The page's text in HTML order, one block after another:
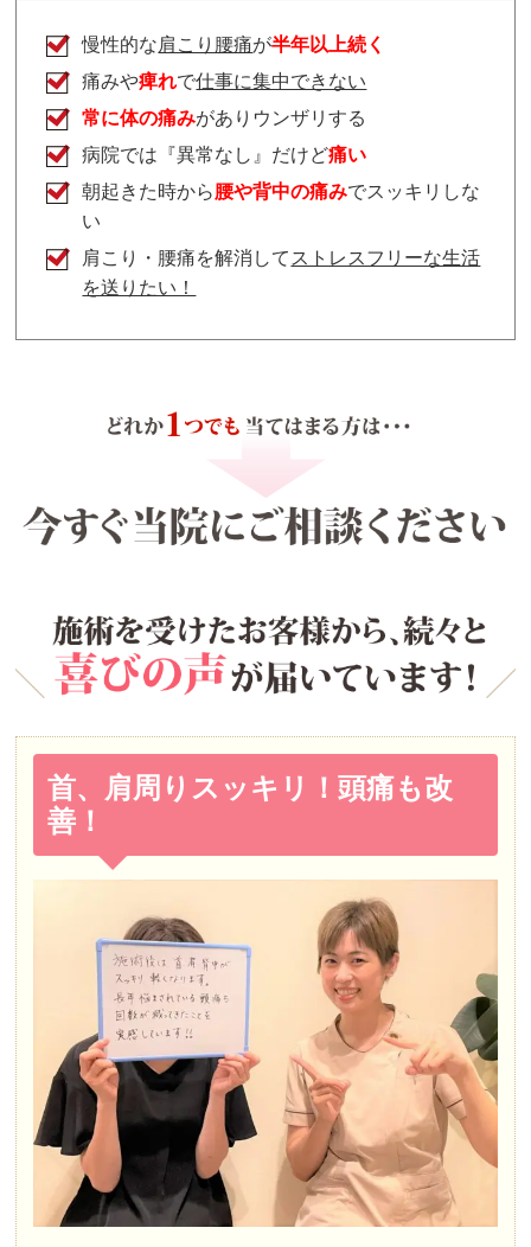
慢性的な肩こり腰痛が半年以上続く
痛みや痺れで仕事に集中できない
常に体の痛みがありウンザリする
病院では『異常なし』だけど痛い
朝起きた時から腰や背中の痛みでスッキリしな
い
肩こり・腰痛を解消してストレスフリーな生活
を送りたい！
首、肩周りスッキリ！頭痛も改
善！